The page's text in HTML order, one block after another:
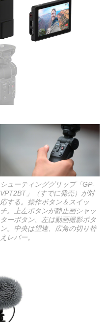
シューティンググリップ「GP-
VPT2BT」（すでに発売）が対
応する。操作ボタン＆スイッ
チ。上左ボタンが静止画シャッ
ターボタン、左は動画撮影ボタ
ン。中央は望遠、広角の切り替
えレバー。